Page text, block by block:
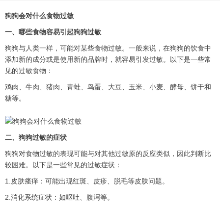
狗狗会对什么食物过敏
一、哪些食物容易引起狗狗过敏
狗狗与人类一样，可能对某些食物过敏。一般来说，在狗狗的饮食中
添加新的成分或是使用新的品牌时，就容易引发过敏。以下是一些常
见的过敏食物：
鸡肉、牛肉、猪肉、青蛙、鸟蛋、大豆、玉米、小麦、酵母、饼干和
糖等。
二、狗狗过敏的症状
狗狗对食物过敏的表现可能与对其他过敏原的反应类似，因此判断比
较困难。以下是一些常见的过敏症状：
1.皮肤瘙痒：可能出现红斑、皮疹、脱毛等皮肤问题。
2.消化系统症状：如呕吐、腹泻等。